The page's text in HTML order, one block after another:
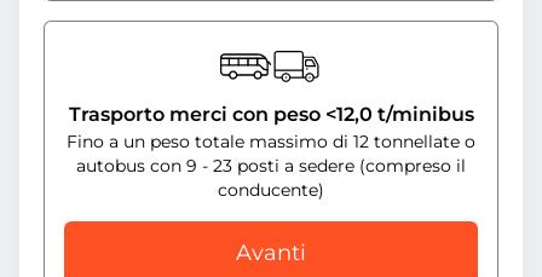
Trasporto merci con peso <12,0 t/minibus
Fino a un peso totale massimo di 12 tonnellate o
autobus con 9 - 23 posti a sedere (compreso il
conducente)
Avanti